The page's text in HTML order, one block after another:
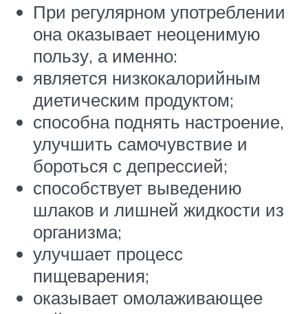
При регулярном употреблении
она оказывает неоценимую
пользу, а именно:
является низкокалорийным
диетическим продуктом;
способна поднять настроение,
улучшить самочувствие и
бороться с депрессией;
способствует выведению
шлаков и лишней жидкости из
организма;
улучшает процесс
пищеварения;
оказывает омолаживающее